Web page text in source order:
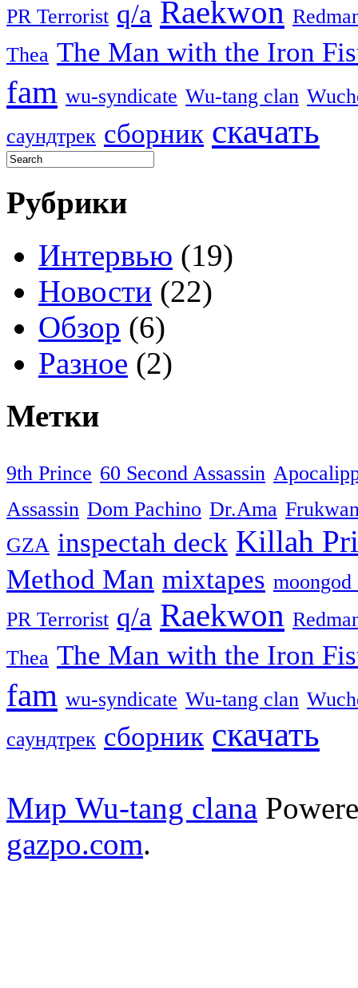
PR Terrorist q/a Raekwon
Thea The Man with the Iron
fam wu-syndicate Wu-tang clan
саундтрек сборник скачать
Рубрики
Интервью (19)
Новости (22)
Обзор (6)
Разное (2)
Метки
9th Prince 60 Second Assassin
Assassin Dom Pachino Dr.Ama
GZA inspectah deck Killah
Method Man mixtapes moongod
PR Terrorist q/a Raekwon
Thea The Man with the Iron
fam wu-syndicate Wu-tang clan
саундтрек сборник скачать
Мир Wu-tang clana
gazpo.com.